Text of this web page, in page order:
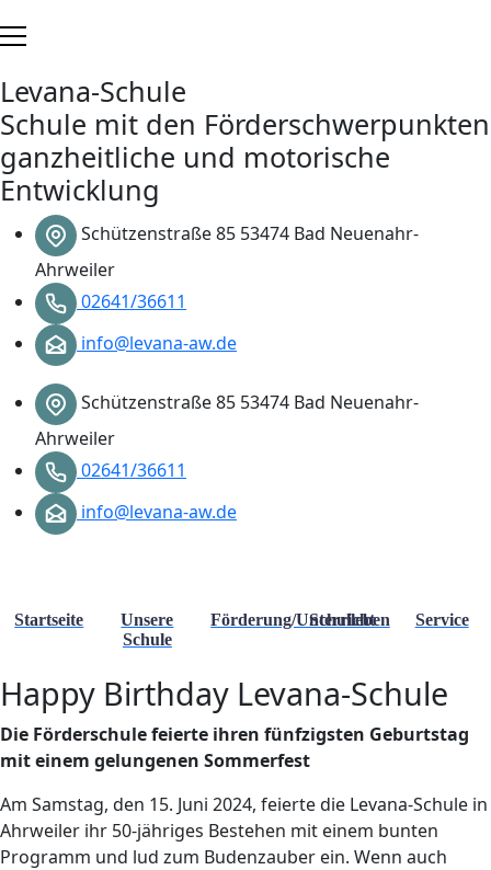
Inhalt
Levana-Schule
Schule mit den Förderschwerpunkten
ganzheitliche und motorische
Entwicklung
Schützenstraße 85 53474 Bad Neuenahr-
Ahrweiler
02641/36611
info@levana-aw.de
Schützenstraße 85 53474 Bad Neuenahr-
Ahrweiler
02641/36611
info@levana-aw.de
Startseite
Unsere
Schule
Förderung/Unterricht
Schulleben Service
Happy Birthday Levana-Schule
Die Förderschulefeierte ihren fünfzigsten Geburtstag
mit einem gelungenen Sommerfest
Am Samstag, den 15. Juni 2024, feierte die Levana-Schule in
Ahrweiler ihr 50-jähriges Bestehen mit einem bunten
Programm und lud zum Budenzauber ein. Wenn auch